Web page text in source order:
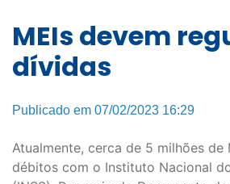
MEIs devem
dívidas
Publicado em 07/02/2023 16:29
Atualmente, cerca de 5 milhões de
débitos com o Instituto Nacional